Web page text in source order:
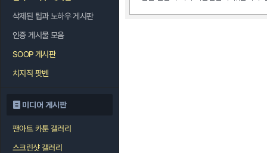
삭제된 팁과 노하우 게시판
인증 게시물 모음
SOOP 게시판
치지직 팟벤
미디어 게시판
팬아트 카툰 갤러리
스크린샷 갤러리